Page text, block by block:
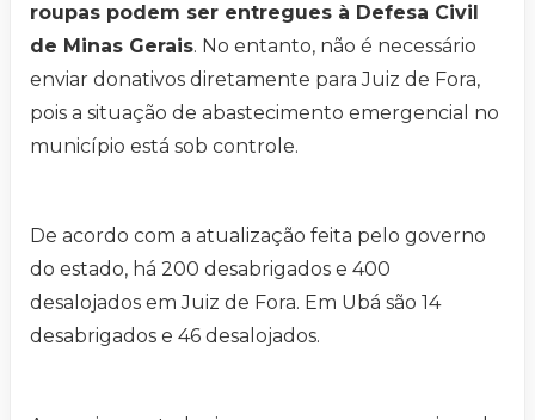
roupas podem ser entregues à Defesa Civil
de Minas Gerais. No entanto, não é necessário
enviar donativos diretamente para Juiz de Fora,
pois a situação de abastecimento emergencial no
município está sob controle.
De acordo com a atualização feita pelo governo
do estado, há 200 desabrigados e 400
desalojados em Juiz de Fora. Em Ubá são 14
desabrigados e 46 desalojados.